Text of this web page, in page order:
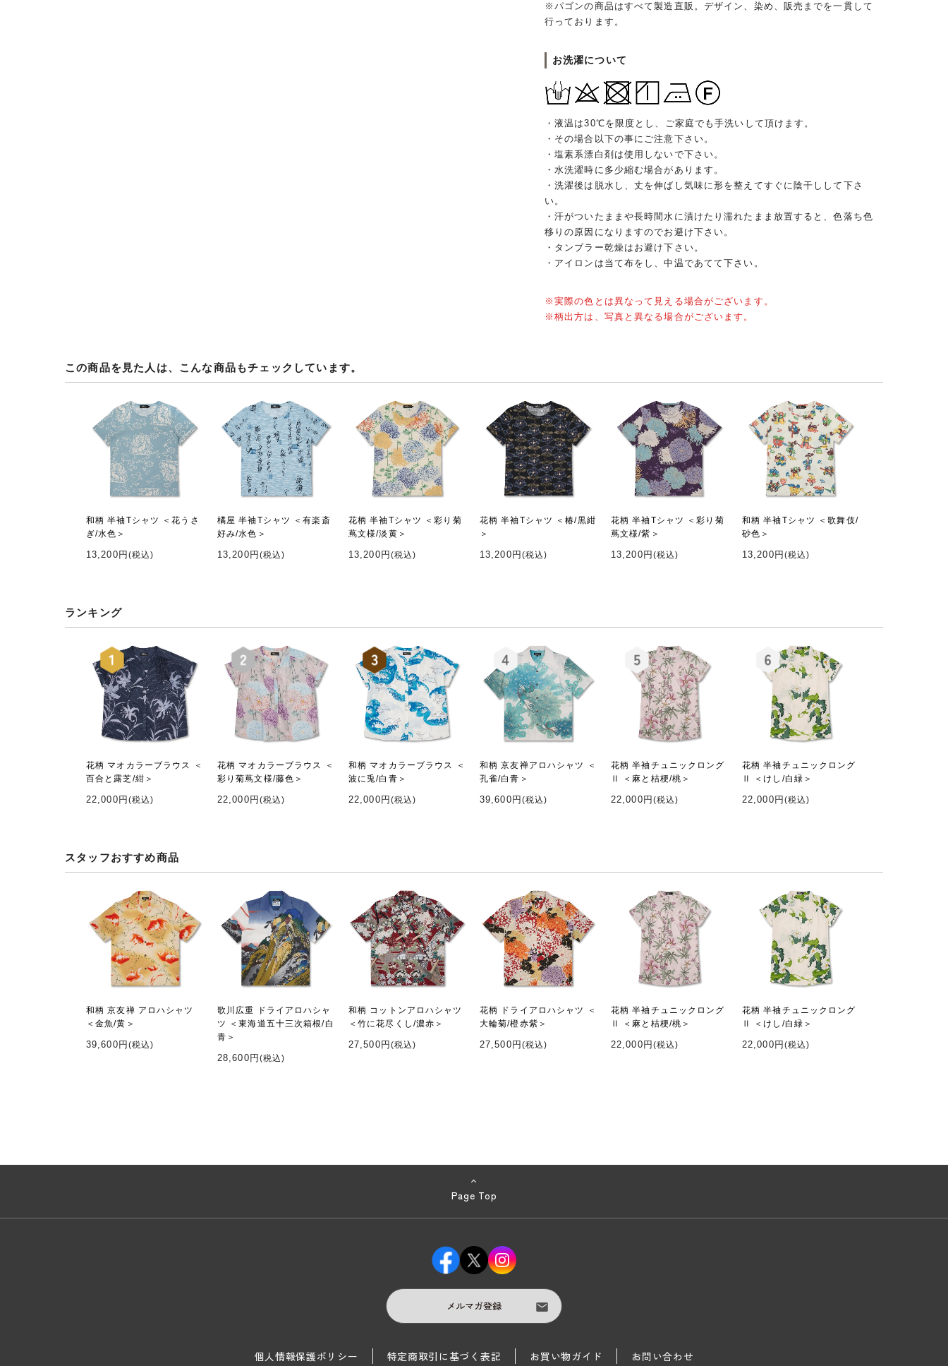
※パゴンの商品はすべて製造直販。デザイン、染め、販売までを一貫して
行っております。
お洗濯について
・液温は30℃を限度とし、ご家庭でも手洗いして頂けます。
・その場合以下の事にご注意下さい。
・塩素系漂白剤は使用しないで下さい。
・水洗濯時に多少縮む場合があります。
・洗濯後は脱水し、丈を伸ばし気味に形を整えてすぐに陰干しして下さ
い。
・汗がついたままや長時間水に漬けたり濡れたまま放置すると、色落ち色
移りの原因になりますのでお避け下さい。
・タンブラー乾燥はお避け下さい。
・アイロンは当て布をし、中温であてて下さい。
※実際の色とは異なって見える場合がございます。
※柄出方は、写真と異なる場合がございます。
この商品を見た人は、こんな商品もチェックしています。
和柄 半袖Tシャツ ＜花うさ
ぎ/水色＞
13,200円 (税込)
橘屋 半袖Tシャツ ＜有楽斎
好み/水色＞
13,200円 (税込)
花柄 半袖Tシャツ ＜彩り菊
蔦文様/淡黄＞
13,200円 (税込)
花柄 半袖Tシャツ ＜椿/黒紺
＞
13,200円 (税込)
花柄 半袖Tシャツ ＜彩り菊
蔦文様/紫＞
13,200円 (税込)
和柄 半袖Tシャツ ＜歌舞伎/
砂色＞
13,200円 (税込)
ランキング
花柄 マオカラーブラウス ＜
百合と露芝/紺＞
22,000円 (税込)
花柄 マオカラーブラウス ＜
彩り菊蔦文様/藤色＞
22,000円 (税込)
和柄 マオカラーブラウス ＜
波に兎/白青＞
22,000円 (税込)
和柄 京友禅アロハシャツ ＜
孔雀/白青＞
39,600円 (税込)
花柄 半袖チュニックロング
Ⅱ ＜麻と桔梗/桃＞
22,000円 (税込)
花柄 半袖チュニックロング
Ⅱ ＜けし/白緑＞
22,000円 (税込)
スタッフおすすめ商品
和柄 京友禅 アロハシャツ
＜金魚/黄＞
39,600円 (税込)
歌川広重 ドライアロハシャ
ツ ＜東海道五十三次箱根/白
青＞
28,600円 (税込)
和柄 コットンアロハシャツ
＜竹に花尽くし/濃赤＞
27,500円 (税込)
花柄 ドライアロハシャツ ＜
大輪菊/橙赤紫＞
27,500円 (税込)
花柄 半袖チュニックロング
Ⅱ ＜麻と桔梗/桃＞
22,000円 (税込)
花柄 半袖チュニックロング
Ⅱ ＜けし/白緑＞
22,000円 (税込)
Page Top
メルマガ登録
個人情報保護ポリシー 特定商取引に基づく表記 お買い物ガイド お問い合わせ